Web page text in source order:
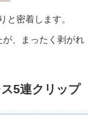
と密着します。
、まったく剥がれ
5連クリップ